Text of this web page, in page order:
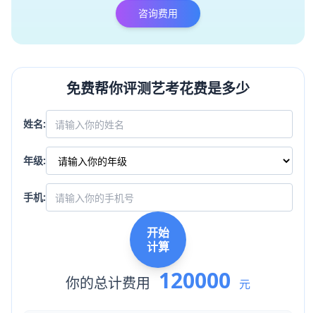
咨询费用
免费帮你评测艺考花费是多少
姓名:
年级:
手机:
开始
计算
你的总计费用 120000 元